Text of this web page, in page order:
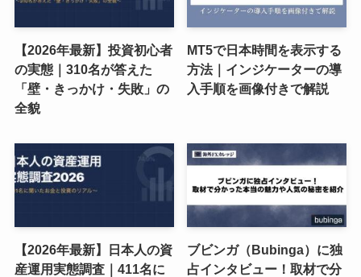
【2026年最新】投資初心者
の実態｜310名が答えた
「壁・きっかけ・失敗」の
全貌
MT5で日本時間を表示する
方法｜インジケーターの導
入手順を画像付きで解説
【2026年最新】日本人の資
産運用実態調査｜411名に
ブビンガ（Bubinga）に独
占インタビュー！取材で分